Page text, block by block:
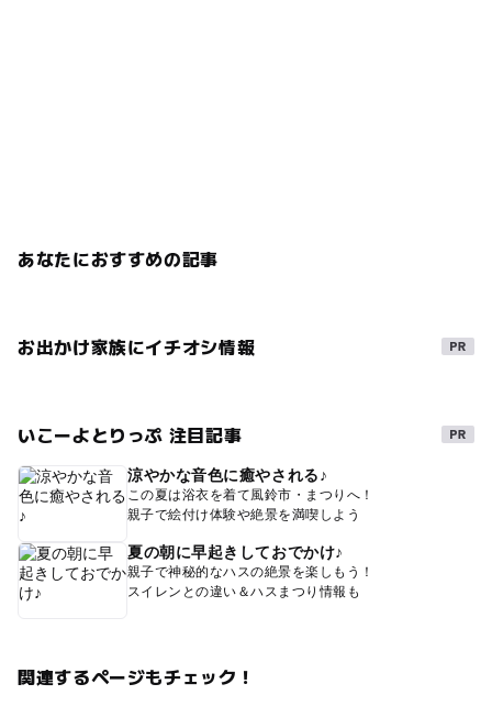
あなたにおすすめの記事
お出かけ家族にイチオシ情報
いこーよとりっぷ 注目記事
涼やかな音色に癒やされる♪
この夏は浴衣を着て風鈴市・まつりへ！
親子で絵付け体験や絶景を満喫しよう
夏の朝に早起きしておでかけ♪
親子で神秘的なハスの絶景を楽しもう！
スイレンとの違い＆ハスまつり情報も
関連するページもチェック！